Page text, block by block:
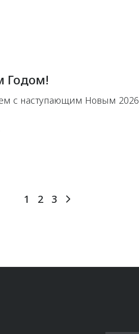
Годом!
с наступающим Новым 2026
1 2 3